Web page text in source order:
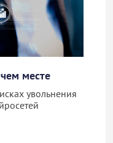
месте
увольнения